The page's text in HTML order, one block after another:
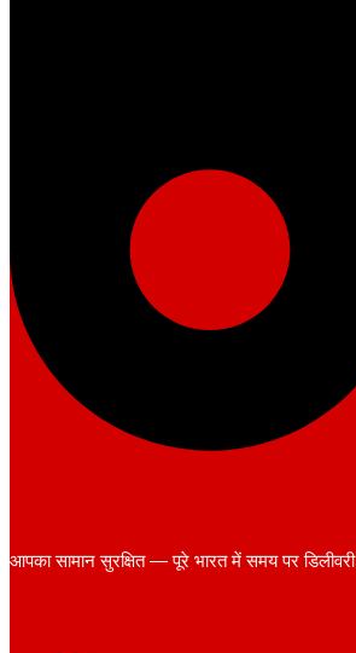
आपका सामान सुरक्षित — पूरे भारत में समय पर डिलीवरी